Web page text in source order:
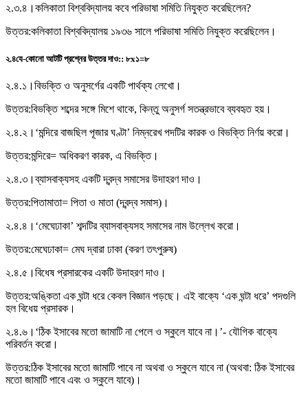
২.৩.৪। কলিকাতা বিশ্ববিদ্যালয় কবে পরিভাষা সমিতি নিযুক্ত করেছিলেন?
উত্তর:কলিকাতা বিশ্ববিদ্যালয় ১৯৩৬ সালে পরিভাষা সমিতি নিযুক্ত করেছিলেন।
২.৪যে-কোনাে আটটি প্রশ্নের উত্তর দাও:: ৮x১=৮
২.৪.১। বিভক্তি ও অনুসর্গের একটি পার্থক্য লেখাে।
উত্তর:বিভক্তি শব্দের সঙ্গে মিশে থাকে, কিন্তু অনুসর্গ সতন্ত্রভাবে ব্যবহৃত হয়।
২.৪.২। ‘মন্দিরে বাজছিল পূজার ঘণ্টা’ নিম্নরেখ পদটির কারক ও বিভক্তি নির্ণয় করাে।
উত্তর:মন্দিরে= অধিকরণ কারক, এ বিভক্তি।
২.৪.৩।ব্যাসবাক্যসহ একটি দ্বন্দ্ব সমাসের উদাহরণ দাও।
উত্তর:পিতামাতা= পিতা ও মাতা (দ্বন্দ্ব সমাস)।
২.৪.৪। ‘মেঘেঢাকা’ শব্দটির ব্যাসবাক্যসহ সমাসের নাম উল্লেখ করাে।
উত্তর:মেঘেঢাকা= মেঘ দ্বারা ঢাকা (করণ তৎপুরুষ)
২.৪.৫। বিধেষ প্রসারকের একটি উদাহরণ দাও।
উত্তর:অঙ্কিতা এক ঘন্টা ধরে কেবল বিজ্ঞান পড়ছে। এই বাক্যে ‘এক ঘন্টা ধরে’ পদগুলি
হল বিধেয় প্রসারক।
২.৪.৬। ‘ঠিক ইসাবের মতাে জামাটি না পেলে ও স্কুলে যাবে না।’- যৌগিক বাক্যে
পরিবর্তন করাে।
উত্তর:ঠিক ইসাবের মতো জামাটি পাবে না অথবা ও স্কুলে যাবে না (অথবা: ঠিক ইসাবের
মতো জামাটি পাবে এবং ও স্কুলে যাবে)।